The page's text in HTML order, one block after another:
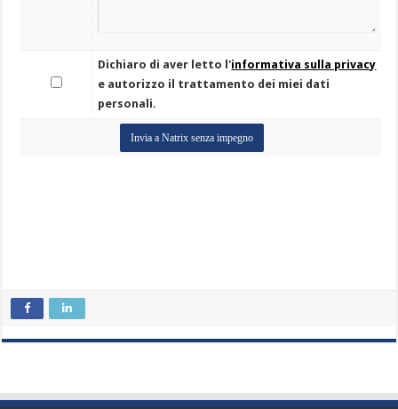
Dichiaro di aver letto l'informativa sulla privacy
e autorizzo il trattamento dei miei dati
personali.